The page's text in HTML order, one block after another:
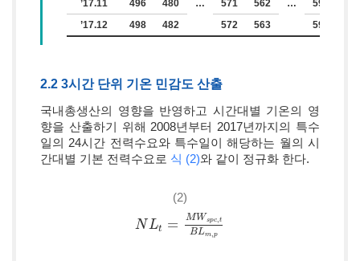
…
…
’17.11
496 480 571 562 593
’17.12
498 482 572 563 595
2.2 3시간 단위 기온 민감도 산출
국내총생산의 영향을 반영하고 시간대별 기온의 영
향을 산출하기 위해 2008년부터 2017년까지의 특수
일의 24시간 전력수요와 특수일이 해당하는 월의 시
간대별 기본 전력수요로 식 (2)와 같이 정규화 한다.
(2)
NLt = MWspc, t
BLm,p
NLt=MW spc,tBL